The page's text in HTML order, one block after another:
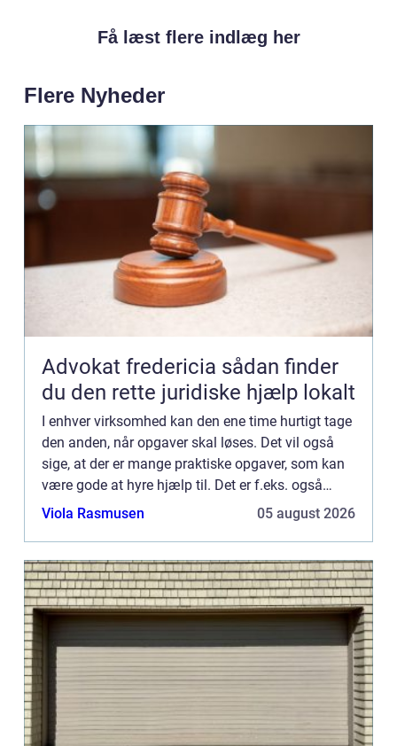
Få læst flere indlæg her
Flere Nyheder
Advokat fredericia sådan finder
du den rette juridiske hjælp lokalt
I enhver virksomhed kan den ene time hurtigt tage
den anden, når opgaver skal løses. Det vil også
sige, at der er mange praktiske opgaver, som kan
være gode at hyre hjælp til. Det er f.eks. også
tilfældet, når det kommer til erhvervsrengøring.
Viola Rasmusen 05 august 2026